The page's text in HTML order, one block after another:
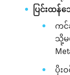
ပြင်းထန်
ကင်
သို့မ
ပိုး